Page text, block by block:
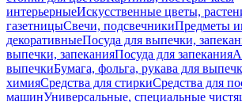
интерьерныеИскусственные цветы,
газетницыСвечи, подсвечникиПредметы
декоративныеПосуда для выпечки,
выпечки, запеканияПосуда для запекания
выпечкиБумага, фольга, рукава для
химияСредства для стиркиСредства для
машинУниверсальные, специальные